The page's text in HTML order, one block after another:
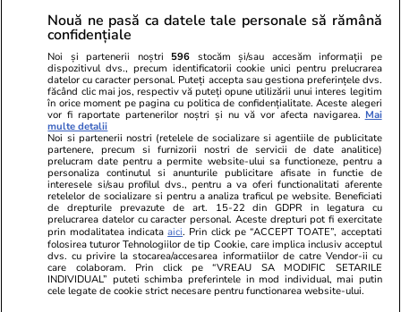
Advertorial
Smart is the new chic: Cum ne
ajută tehnologia să ne reinventăm
Advertorial
Înscrie-te
voucher de
PARTENERI
Nouă ne pasă ca datele tale personale să rămână
confidențiale
Noi și partenerii noștri 596 stocăm și/sau accesăm informații pe
dispozitivul dvs., precum identificatorii cookie unici pentru prelucrarea
datelor cu caracter personal. Puteți accepta sau gestiona preferințele dvs.
făcând clic mai jos, respectiv vă puteți opune utilizării unui interes legitim
în orice moment pe pagina cu politica de confidențialitate. Aceste alegeri
vor fi raportate partenerilor noștri și nu vă vor afecta navigarea. Mai
multe detalii
Noi si partenerii nostri (retelele de socializare si agentiile de publicitate
partenere, precum si furnizorii nostri de servicii de date analitice)
prelucram date pentru a permite website-ului sa functioneze, pentru a
personaliza continutul si anunturile publicitare afisate in functie de
interesele si/sau profilul dvs., pentru a va oferi functionalitati aferente
retelelor de socializare si pentru a analiza traficul pe website. Beneficiati
de drepturile prevazute de art. 15-22 din GDPR in legatura cu
prelucrarea datelor cu caracter personal. Aceste drepturi pot fi exercitate
prin modalitatea indicataaici. Prin click pe “ACCEPT TOATE”, acceptati
folosirea tuturor Tehnologiilor de tip Cookie, care implica inclusiv acceptul
dvs. cu privire la stocarea/accesarea informatiilor de catre Vendor-ii cu
care colaboram. Prin click pe “VREAU SA MODIFIC SETARILE
INDIVIDUAL” puteti schimba preferintele in mod individual, mai putin
cele legate de cookie strict necesare pentru functionarea website-ului.